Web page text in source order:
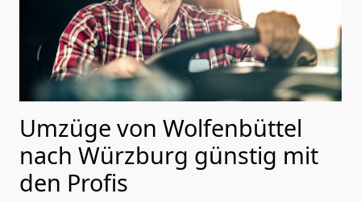
Umzüge von Wolfenbüttel
nach Würzburg günstig mit
den Profis